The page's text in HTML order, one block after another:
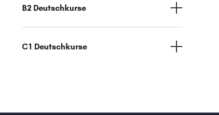
B2 Deutschkurse
C1 Deutschkurse